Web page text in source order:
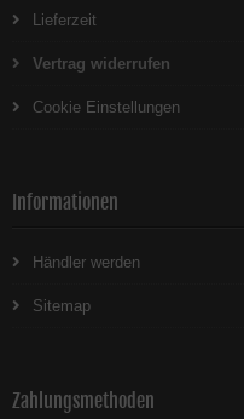
Lieferzeit
Vertrag widerrufen
Cookie Einstellungen
Informationen
Händler werden
Sitemap
Zahlungsmethoden